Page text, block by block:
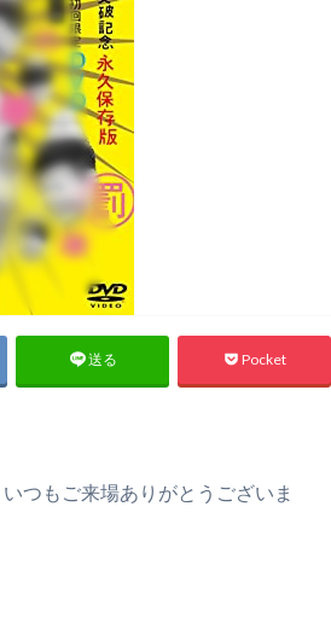
送る Pocket
つもご来場ありがとうございま